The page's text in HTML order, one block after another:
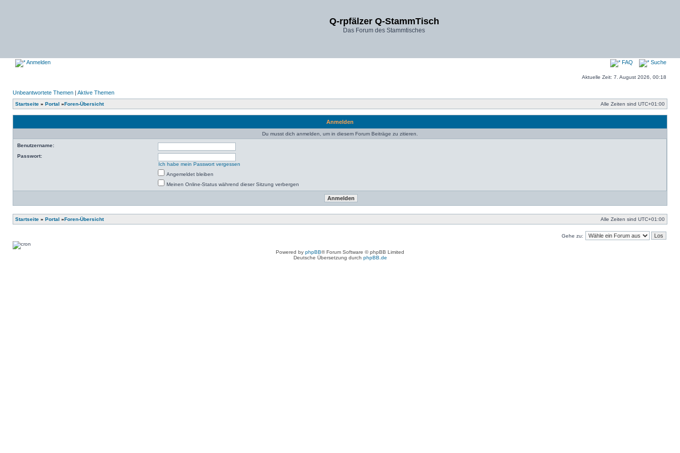
Q-rpfälzer Q-StammTisch
Das Forum des Stammtisches
Anmelden FAQ Suche
Aktuelle Zeit: 7. August 2026, 00:18
Unbeantwortete Themen | Aktive Themen
Startseite » Portal »Foren-Übersicht Alle Zeiten sind UTC+01:00
Anmelden
Du musst dich anmelden, um in diesem Forum Beiträge zu zitieren.
Benutzername:
Passwort:
Ich habe mein Passwort vergessen
Angemeldet bleiben
Meinen Online-Status während dieser Sitzung verbergen
Startseite » Portal »Foren-Übersicht Alle Zeiten sind UTC+01:00
Gehe zu:
Powered by phpBB® Forum Software © phpBB Limited
Deutsche Übersetzung durch phpBB.de